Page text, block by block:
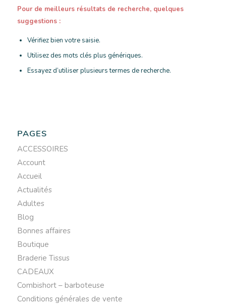
Pour de meilleurs résultats de recherche, quelques
suggestions :
Vérifiez bien votre saisie.
Utilisez des mots clés plus génériques.
Essayez d’utiliser plusieurs termes de recherche.
PAGES
ACCESSOIRES
Account
Accueil
Actualités
Adultes
Blog
Bonnes affaires
Boutique
Braderie Tissus
CADEAUX
Combishort – barboteuse
Conditions générales de vente